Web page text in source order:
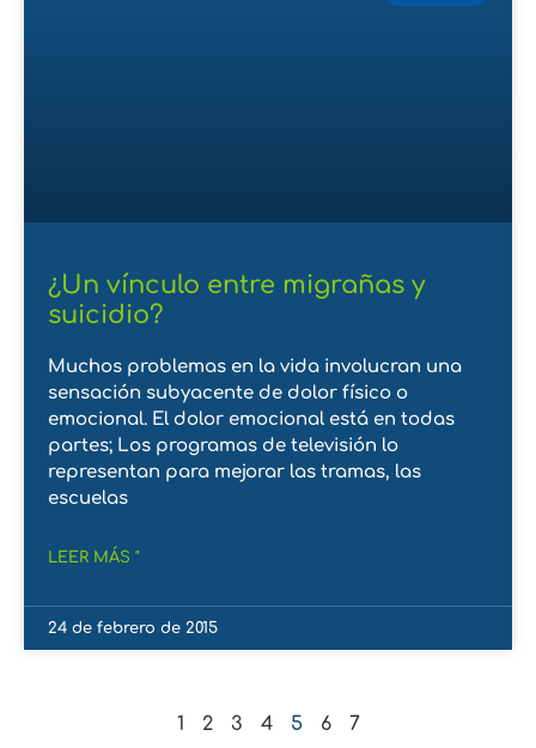
¿Un vínculo entre migrañas y
suicidio?
Muchos problemas en la vida involucran una
sensación subyacente de dolor físico o
emocional. El dolor emocional está en todas
partes; Los programas de televisión lo
representan para mejorar las tramas, las
escuelas
LEER MÁS "
24 de febrero de 2015
1 2 3 4 5 6 7